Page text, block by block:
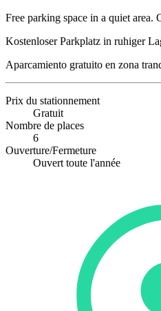
Free parking space in a quiet area.
Kostenloser Parkplatz in ruhiger
Aparcamiento gratuito en zona
Prix du stationnement
Gratuit
Nombre de places
6
Ouverture/Fermeture
Ouvert toute l'année